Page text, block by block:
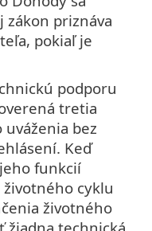
priznáva
pokiaľ je
podporu
tretia
bez
Keď
funkcií
cyklu
životného